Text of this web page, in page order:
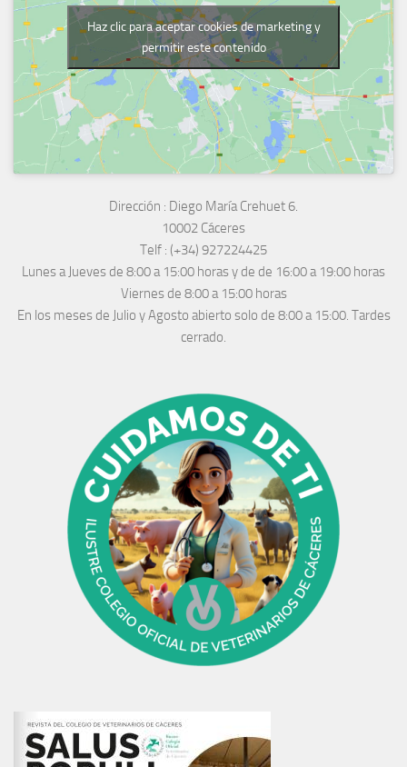
Haz clic para aceptar cookies de marketing y
permitir este contenido
Dirección : Diego María Crehuet 6.
10002 Cáceres
Telf : (+34) 927224425
Lunes a Jueves de 8:00 a 15:00 horas y de de 16:00 a 19:00 horas
Viernes de 8:00 a 15:00 horas
En los meses de Julio y Agosto abierto solo de 8:00 a 15:00. Tardes
cerrado.